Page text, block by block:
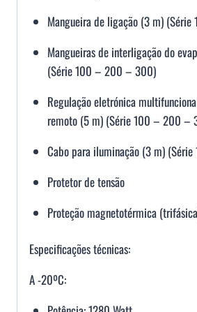
Mangueira de ligação (3 m)
Mangueiras de interligação do
(Série 100 – 200 – 300)
Regulação eletrónica
remoto (5 m) (Série 100 – 200 –
Cabo para iluminação (3 m)
Protetor de tensão
Proteção magnetotérmica
Especificações técnicas:
A -20ºC: